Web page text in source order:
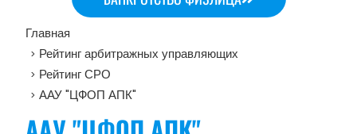
Главная
> Рейтинг арбитражных управляющих
> Рейтинг СРО
> ААУ "ЦФОП АПК"